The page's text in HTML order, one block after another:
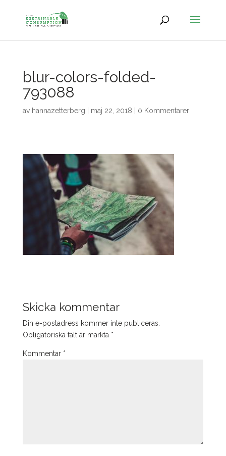
blur-colors-folded-
793088
av hannazetterberg maj 22, 2018 0 Kommentarer
Skicka kommentar
Din e-postadress kommer inte publiceras.
Obligatoriska fält är märkta *
Kommentar *